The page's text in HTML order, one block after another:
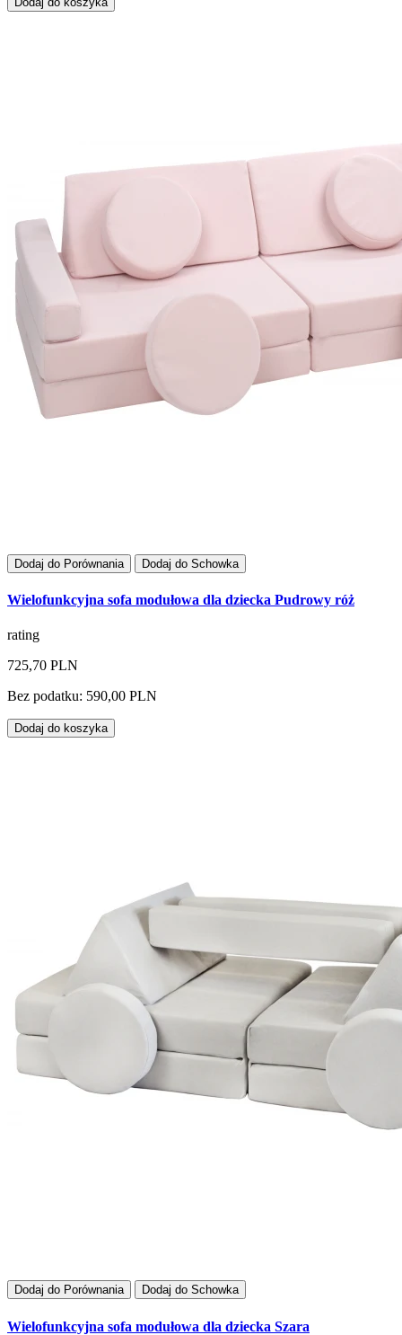
Dodaj do Porównania Dodaj do Schowka
Wielofunkcyjna sofa modułowa dla dziecka Pudrowy róż
rating
725,70 PLN
Bez podatku: 590,00 PLN
Dodaj do koszyka
Dodaj do Porównania Dodaj do Schowka
Wielofunkcyjna sofa modułowa dla dziecka Szara